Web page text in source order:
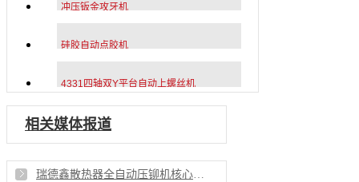
冲压钣金攻牙机
硅胶自动点胶机
4331四轴双Y平台自动上螺丝机
相关媒体报道